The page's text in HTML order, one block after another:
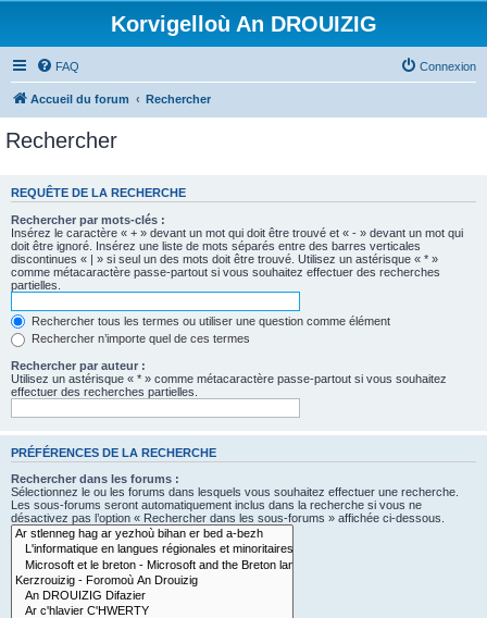
Korvigelloù An DROUIZIG
FAQ Connexion
Accueil du forum Rechercher
Rechercher
REQUÊTE DE LA RECHERCHE
Rechercher par mots-clés :
Insérez le caractère « + » devant un mot qui doit être trouvé et « - » devant un mot qui
doit être ignoré. Insérez une liste de mots séparés entre des barres verticales
discontinues « | » si seul un des mots doit être trouvé. Utilisez un astérisque « * »
comme métacaractère passe-partout si vous souhaitez effectuer des recherches
partielles.
Rechercher tous les termes ou utiliser une question comme élément
Rechercher n’importe quel de ces termes
Rechercher par auteur :
Utilisez un astérisque « * » comme métacaractère passe-partout si vous souhaitez
effectuer des recherches partielles.
PRÉFÉRENCES DE LA RECHERCHE
Rechercher dans les forums :
Sélectionnez le ou les forums dans lesquels vous souhaitez effectuer une recherche.
Les sous-forums seront automatiquement inclus dans la recherche si vous ne
désactivez pas l’option « Rechercher dans les sous-forums » affichée ci-dessous.